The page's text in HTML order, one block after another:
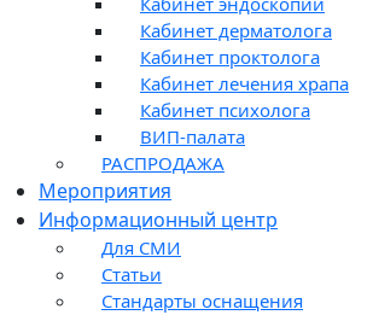
Кабинет дерматолога
Кабинет проктолога
Кабинет лечения храпа
Кабинет психолога
ВИП-палата
РАСПРОДАЖА
Мероприятия
Информационный центр
Для СМИ
Статьи
Стандарты оснащения